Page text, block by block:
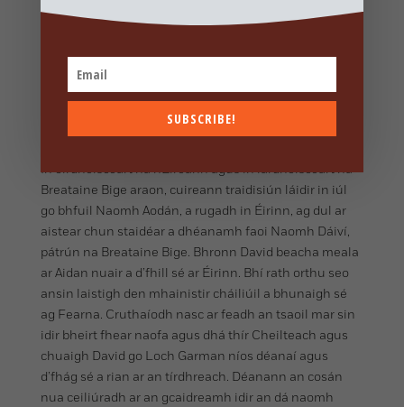
Eoghan Greene (Oifigeach Tionscadail, Naisc Ársa) 087
Ríomhphost: Eoghan.Greene@wexfordcoco.ie
———
NÓTAÍ D’EAGARTHÓIRÍ, TÁIRGÍ CLÁR
In oirdheisceart na hÉireann agus in iardheisceart na
Breataine Bige araon, cuireann traidisiún láidir in iúl
go bhfuil Naomh Aodán, a rugadh in Éirinn, ag dul ar
aistear chun staidéar a dhéanamh faoi Naomh Dáiví,
pátrún na Breataine Bige. Bhronn David beacha meala
ar Aidan nuair a d’fhill sé ar Éirinn. Bhí rath orthu seo
ansin laistigh den mhainistir cháiliúil a bhunaigh sé
ag Fearna. Cruthaíodh nasc ar feadh an tsaoil mar sin
idir bheirt fhear naofa agus dhá thír Cheilteach agus
chuaigh David go Loch Garman níos déanaí agus
d’fhág sé a rian ar an tírdhreach. Déanann an cosán
nua ceiliúradh ar an gcaidreamh idir an dá naomh
SUBSCRIBE!